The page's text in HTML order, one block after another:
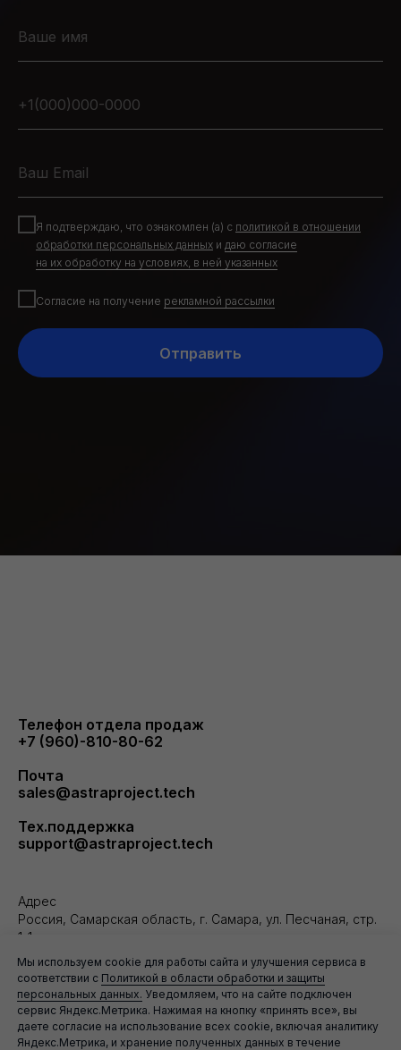
Мы используем cookie для работы сайта и улучшения сервиса в
соответствии с Политикой в области обработки и защиты
персональных данных. Уведомляем, что на сайте подключен
сервис Яндекс.Метрика. Нажимая на кнопку «принять все», вы
даете согласие на использование всех cookie, включая аналитику
Яндекс.Метрика, и хранение полученных данных в течение
Я подтверждаю, что ознакомлен (а) с политикой в отношении
обработки персональных данных и даю согласие
на их обработку на условиях, в ней указанных
Согласие на получение рекламной рассылки
Отправить
Телефон отдела продаж
+7 (960)-810-80-62
Почта
sales@astraproject.tech
Тех.поддержка
support@astraproject.tech
Адрес
Россия, Самарская область, г. Самара, ул. Песчаная, стр.
1-1а
ООО «Астра»
ОГРН: 1166313122250
ИНН: 6321414646 КПП: 631101001
Согласие на обработку персональных данных